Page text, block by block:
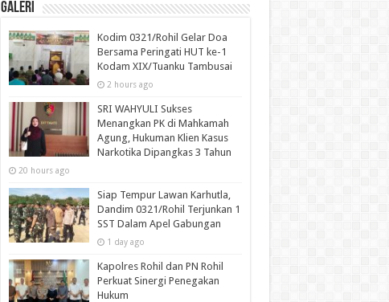
Galeri
Kodim 0321/Rohil Gelar Doa
Bersama Peringati HUT ke-1
Kodam XIX/Tuanku Tambusai
2 hours ago
SRI WAHYULI Sukses
Menangkan PK di Mahkamah
Agung, Hukuman Klien Kasus
Narkotika Dipangkas 3 Tahun
20 hours ago
Siap Tempur Lawan Karhutla,
Dandim 0321/Rohil Terjunkan 1
SST Dalam Apel Gabungan
1 day ago
Kapolres Rohil dan PN Rohil
Perkuat Sinergi Penegakan
Hukum